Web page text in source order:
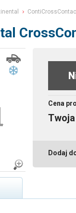
Cena
Dodaj